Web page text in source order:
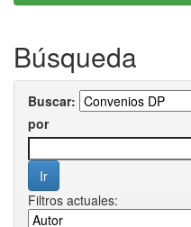
Búsqueda
Buscar:
por
Filtros actuales: